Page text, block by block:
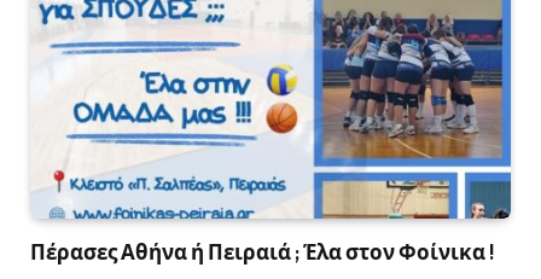
Πέρασες Αθήνα ή Πειραιά ; Έλα στον Φοίνικα !